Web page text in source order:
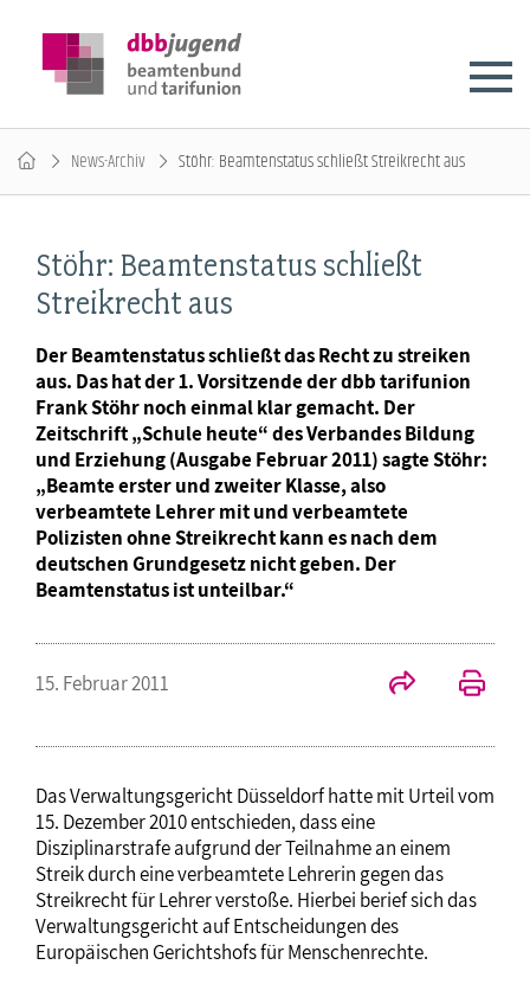
News-Archiv Stöhr: Beamtenstatus schließt Streikrecht aus
Stöhr: Beamtenstatus schließt
Streikrecht aus
Der Beamtenstatus schließt das Recht zu streiken
aus. Das hat der 1. Vorsitzende der dbb tarifunion
Frank Stöhr noch einmal klar gemacht. Der
Zeitschrift „Schule heute“ des Verbandes Bildung
und Erziehung (Ausgabe Februar 2011) sagte Stöhr:
„Beamte erster und zweiter Klasse, also
verbeamtete Lehrer mit und verbeamtete
Polizisten ohne Streikrecht kann es nach dem
deutschen Grundgesetz nicht geben. Der
Beamtenstatus ist unteilbar.“
15. Februar 2011
Das Verwaltungsgericht Düsseldorf hatte mit Urteil vom
15. Dezember 2010 entschieden, dass eine
Disziplinarstrafe aufgrund der Teilnahme an einem
Streik durch eine verbeamtete Lehrerin gegen das
Streikrecht für Lehrer verstoße. Hierbei berief sich das
Verwaltungsgericht auf Entscheidungen des
Europäischen Gerichtshofs für Menschenrechte.